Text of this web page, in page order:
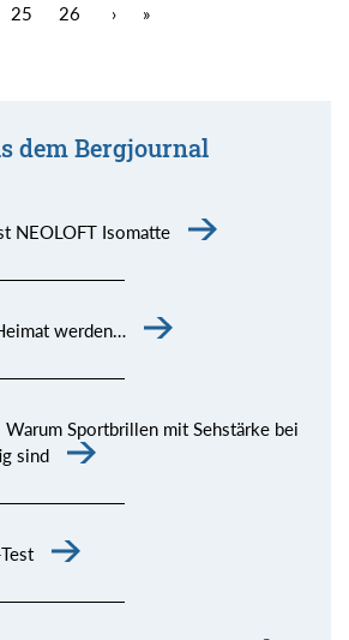
25
26 › »
dem Bergjournal
NEOLOFT Isomatte
werden…
Sportbrillen mit Sehstärke bei
sind